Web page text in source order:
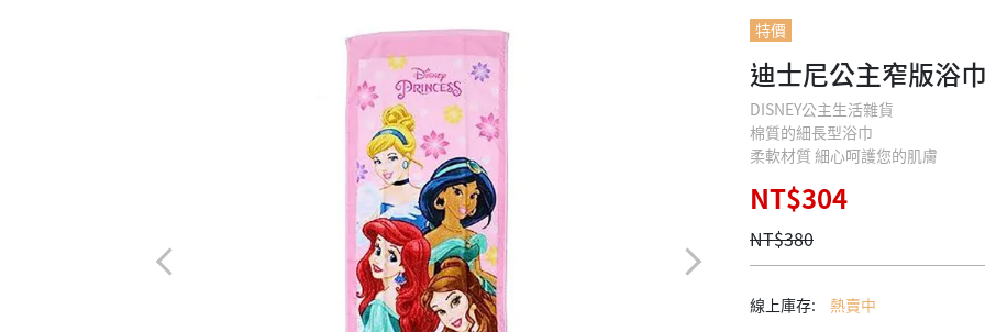
特價
迪士尼公主窄版浴
DISNEY公主生活雜貨
棉質的細長型浴巾
柔軟材質 細心呵護您的肌膚
NT$304
NT$380
線上庫存: 熱賣中